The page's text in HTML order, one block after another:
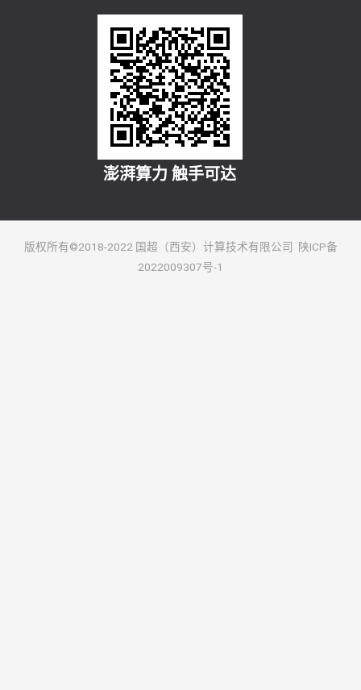
澎湃算力 触手可达
版权所有©2018-2022 国超（西安）计算技术有限公司 陕ICP备
2022009307号-1